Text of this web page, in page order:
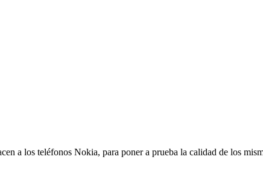
a los teléfonos Nokia, para poner a prueba la calidad de los